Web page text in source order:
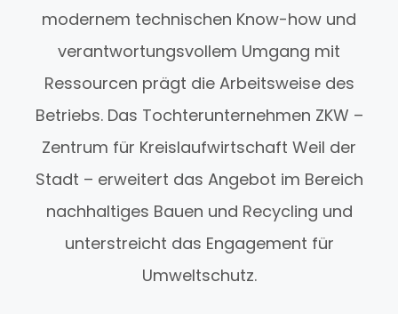
modernem technischen Know-how und
verantwortungsvollem Umgang mit
Ressourcen prägt die Arbeitsweise des
Betriebs. Das Tochterunternehmen ZKW –
Zentrum für Kreislaufwirtschaft Weil der
Stadt – erweitert das Angebot im Bereich
nachhaltiges Bauen und Recycling und
unterstreicht das Engagement für
Umweltschutz.